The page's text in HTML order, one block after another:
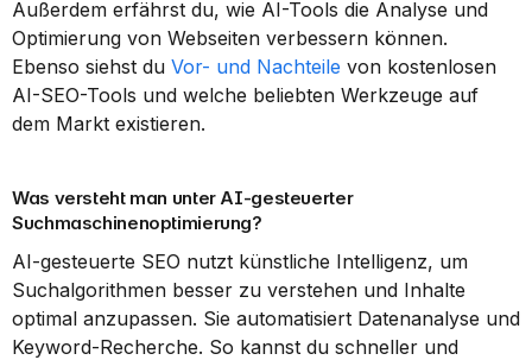
Außerdem erfährst du, wie AI-Tools die Analyse und
Optimierung von Webseiten verbessern können.
Ebenso siehst du Vor- und Nachteile von kostenlosen
AI-SEO-Tools und welche beliebten Werkzeuge auf
dem Markt existieren.
Was versteht man unter AI-gesteuerter
Suchmaschinenoptimierung?
AI-gesteuerte SEO nutzt künstliche Intelligenz, um
Suchalgorithmen besser zu verstehen und Inhalte
optimal anzupassen. Sie automatisiert Datenanalyse und
Keyword-Recherche. So kannst du schneller und